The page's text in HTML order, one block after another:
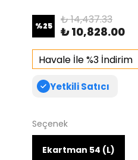
%25 ₺ 14,437.33
₺ 10,828.00
Havale İle %3 İndirim
Yetkili Satıcı
Seçenek
Ekartman 54 (L)